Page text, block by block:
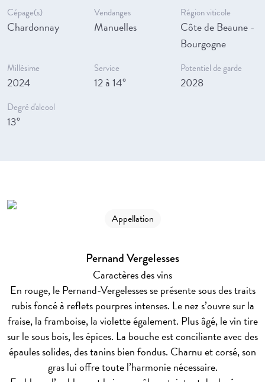
Cépage(s)
Chardonnay
Vendanges
Manuelles
Région viticole
Côte de Beaune -
Bourgogne
Millésime
2024
Service
12 à 14°
Potentiel de garde
2028
Degré d'alcool
13°
Appellation
Pernand Vergelesses
Caractères des vins
En rouge, le Pernand-Vergelesses se présente sous des traits
rubis foncé à reflets pourpres intenses. Le nez s’ouvre sur la
fraise, la framboise, la violette également. Plus âgé, le vin tire
sur le sous bois, les épices. La bouche est conciliante avec des
épaules solides, des tanins bien fondus. Charnu et corsé, son
gras lui offre toute l’harmonie nécessaire.